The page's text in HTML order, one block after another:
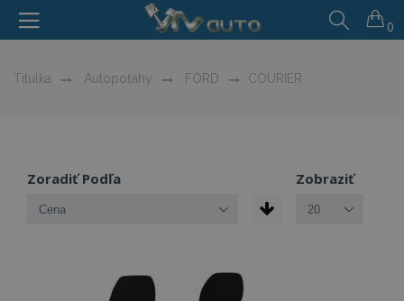
0
Titulka Autopoťahy FORD COURIER
Zoradiť Podľa Zobraziť